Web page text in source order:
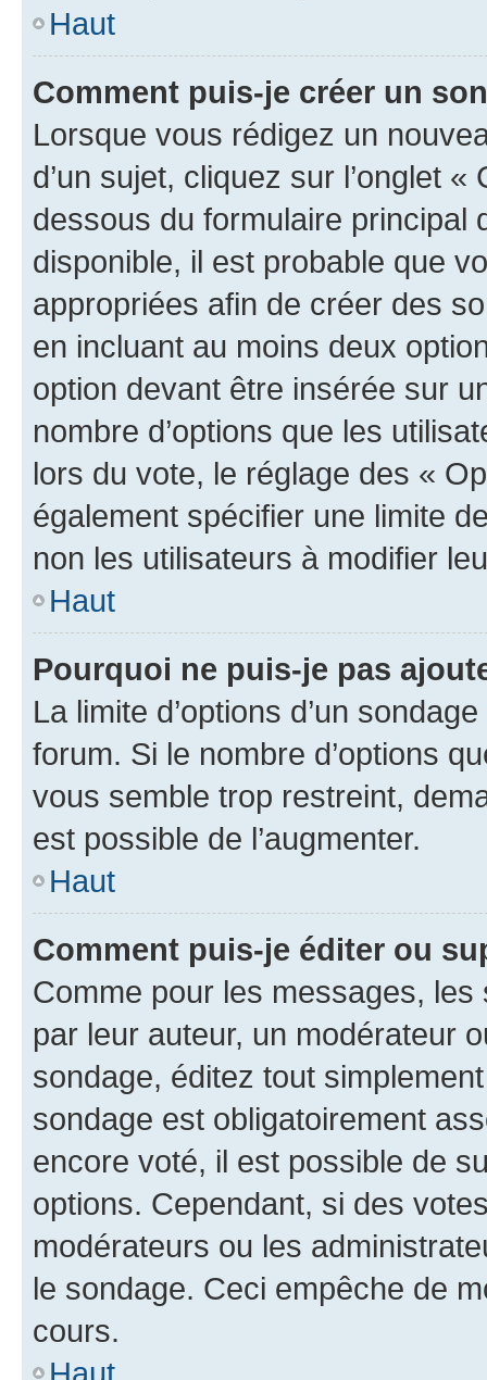
Haut
Comment puis-je créer un
Lorsque vous rédigez un
d’un sujet, cliquez sur l’onglet
dessous du formulaire principal
disponible, il est probable que
appropriées afin de créer des
en incluant au moins deux
option devant être insérée sur
nombre d’options que les
lors du vote, le réglage des «
également spécifier une limite
non les utilisateurs à modifier
Haut
Pourquoi ne puis-je pas
La limite d’options d’un
forum. Si le nombre d’options
vous semble trop restreint,
est possible de l’augmenter.
Haut
Comment puis-je éditer ou
Comme pour les messages,
par leur auteur, un modérateur
sondage, éditez tout
sondage est obligatoirement
encore voté, il est possible de
options. Cependant, si des
modérateurs ou les
le sondage. Ceci empêche de
cours.
Haut